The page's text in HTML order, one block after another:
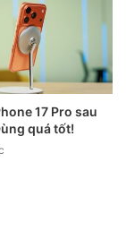
Tags) đã được
cá nhân khác
17 Pro sau
quá tốt!